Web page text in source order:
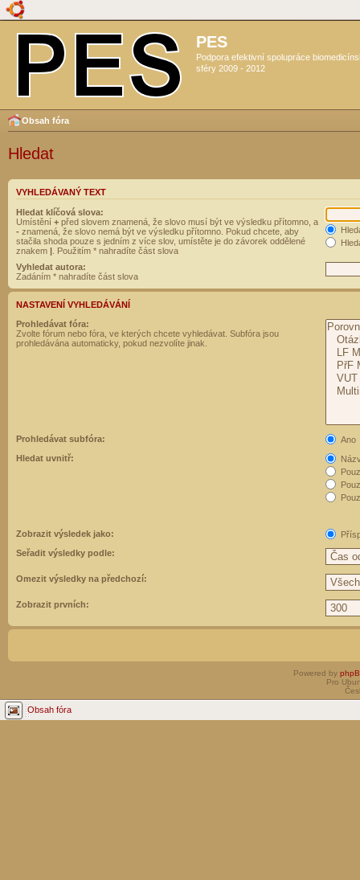
PES
Podpora efektivní spolupráce
sféry 2009 - 2012
Obsah fóra
Hledat
VYHLEDÁVANÝ TEXT
Hledat klíčová slova:
Umístění + před slovem znamená, že slovo musí být ve výsledku přítomno, a
- znamená, že slovo nemá být ve výsledku přítomno. Pokud chcete, aby
stačila shoda pouze s jedním z více slov, umístěte je do závorek oddělené
znakem | . Použitím * nahradíte část slova
Vyhledat autora:
Zadáním * nahradíte část slova
NASTAVENÍ VYHLEDÁVÁNÍ
Prohledávat fóra:
Zvolte fórum nebo fóra, ve kterých chcete vyhledávat. Subfóra jsou
prohledávána automaticky, pokud nezvolíte jinak.
Prohledávat subfóra:
Ano
Hledat uvnitř:
Zobrazit výsledek jako:
Seřadit výsledky podle:
Omezit výsledky na předchozí:
Zobrazit prvních:
Powered by
Pro
Obsah fóra